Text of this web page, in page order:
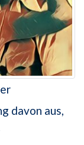
davon aus,